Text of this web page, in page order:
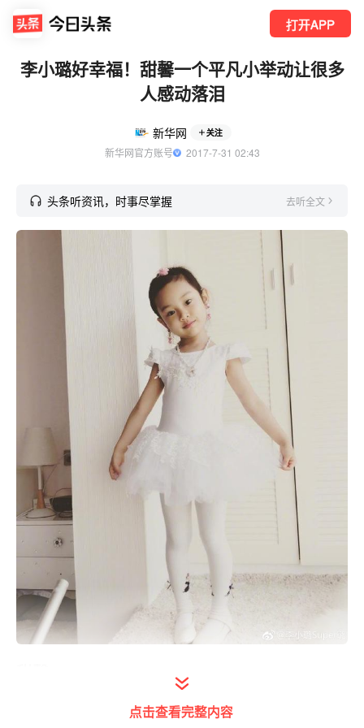
打开APP
李小璐好幸福！甜馨一个平凡小举动让很多
人感动落泪
新华网 关注
新华网官方账号
  2017-7-31 02:43
头条听资讯，时事尽掌握 去听全文
众所周知，娱乐圈有位童星特别出名，名叫甜
点击查看完整内容